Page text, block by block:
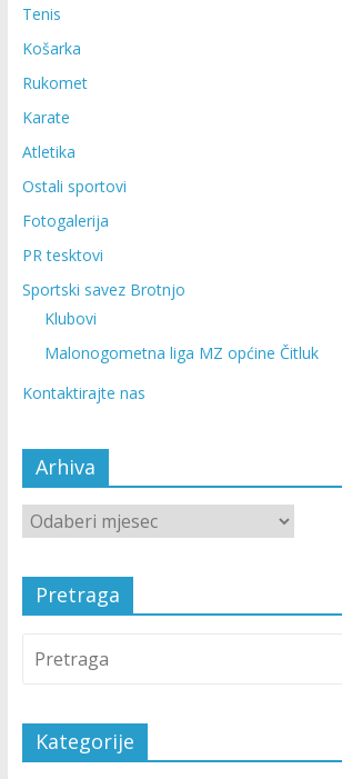
Tenis
Košarka
Rukomet
Karate
Atletika
Ostali sportovi
Fotogalerija
PR tesktovi
Sportski savez Brotnjo
Klubovi
Malonogometna liga MZ općine Čitluk
Kontaktirajte nas
Arhiva
Pretraga
Kategorije